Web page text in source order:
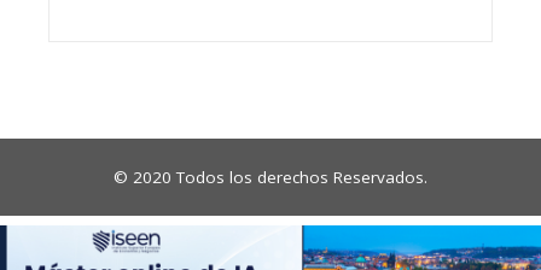
© 2020 Todos los derechos Reservados.